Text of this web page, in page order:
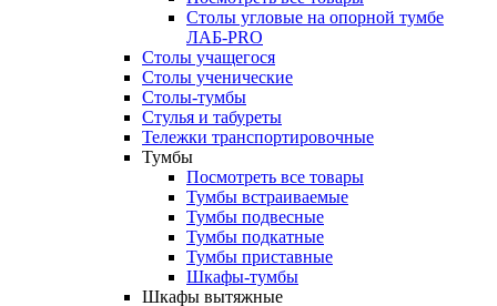
Столы угловые на опорной тумбе
ЛАБ-PRO
Столы учащегося
Столы ученические
Столы-тумбы
Стулья и табуреты
Тележки транспортировочные
Тумбы
Посмотреть все товары
Тумбы встраиваемые
Тумбы подвесные
Тумбы подкатные
Тумбы приставные
Шкафы-тумбы
Шкафы вытяжные